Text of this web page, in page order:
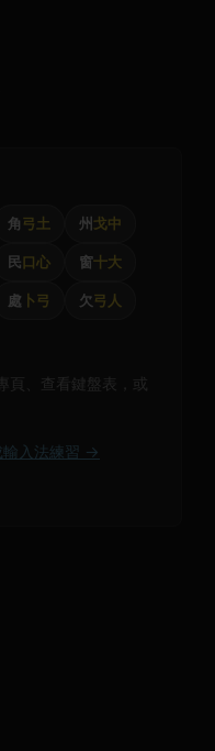
角弓土 州 戈中
民口心 窗十大
處 卜弓 欠弓人
頁、查看鍵盤表，或
輸入法練習 →